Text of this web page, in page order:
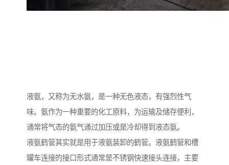
液氨，又称为无水氨，是一种无色液态，有强烈性气
味。氨作为一种重要的化工原料，为运输及储存便利，
通常将气态的氨气通过加压或是冷却得到液态氨。
液氨鹤管其实就是用于液氨装卸的鹤管。液氨鹤管和槽
罐车连接的接口形式通常是不锈钢快速接头连接，主要